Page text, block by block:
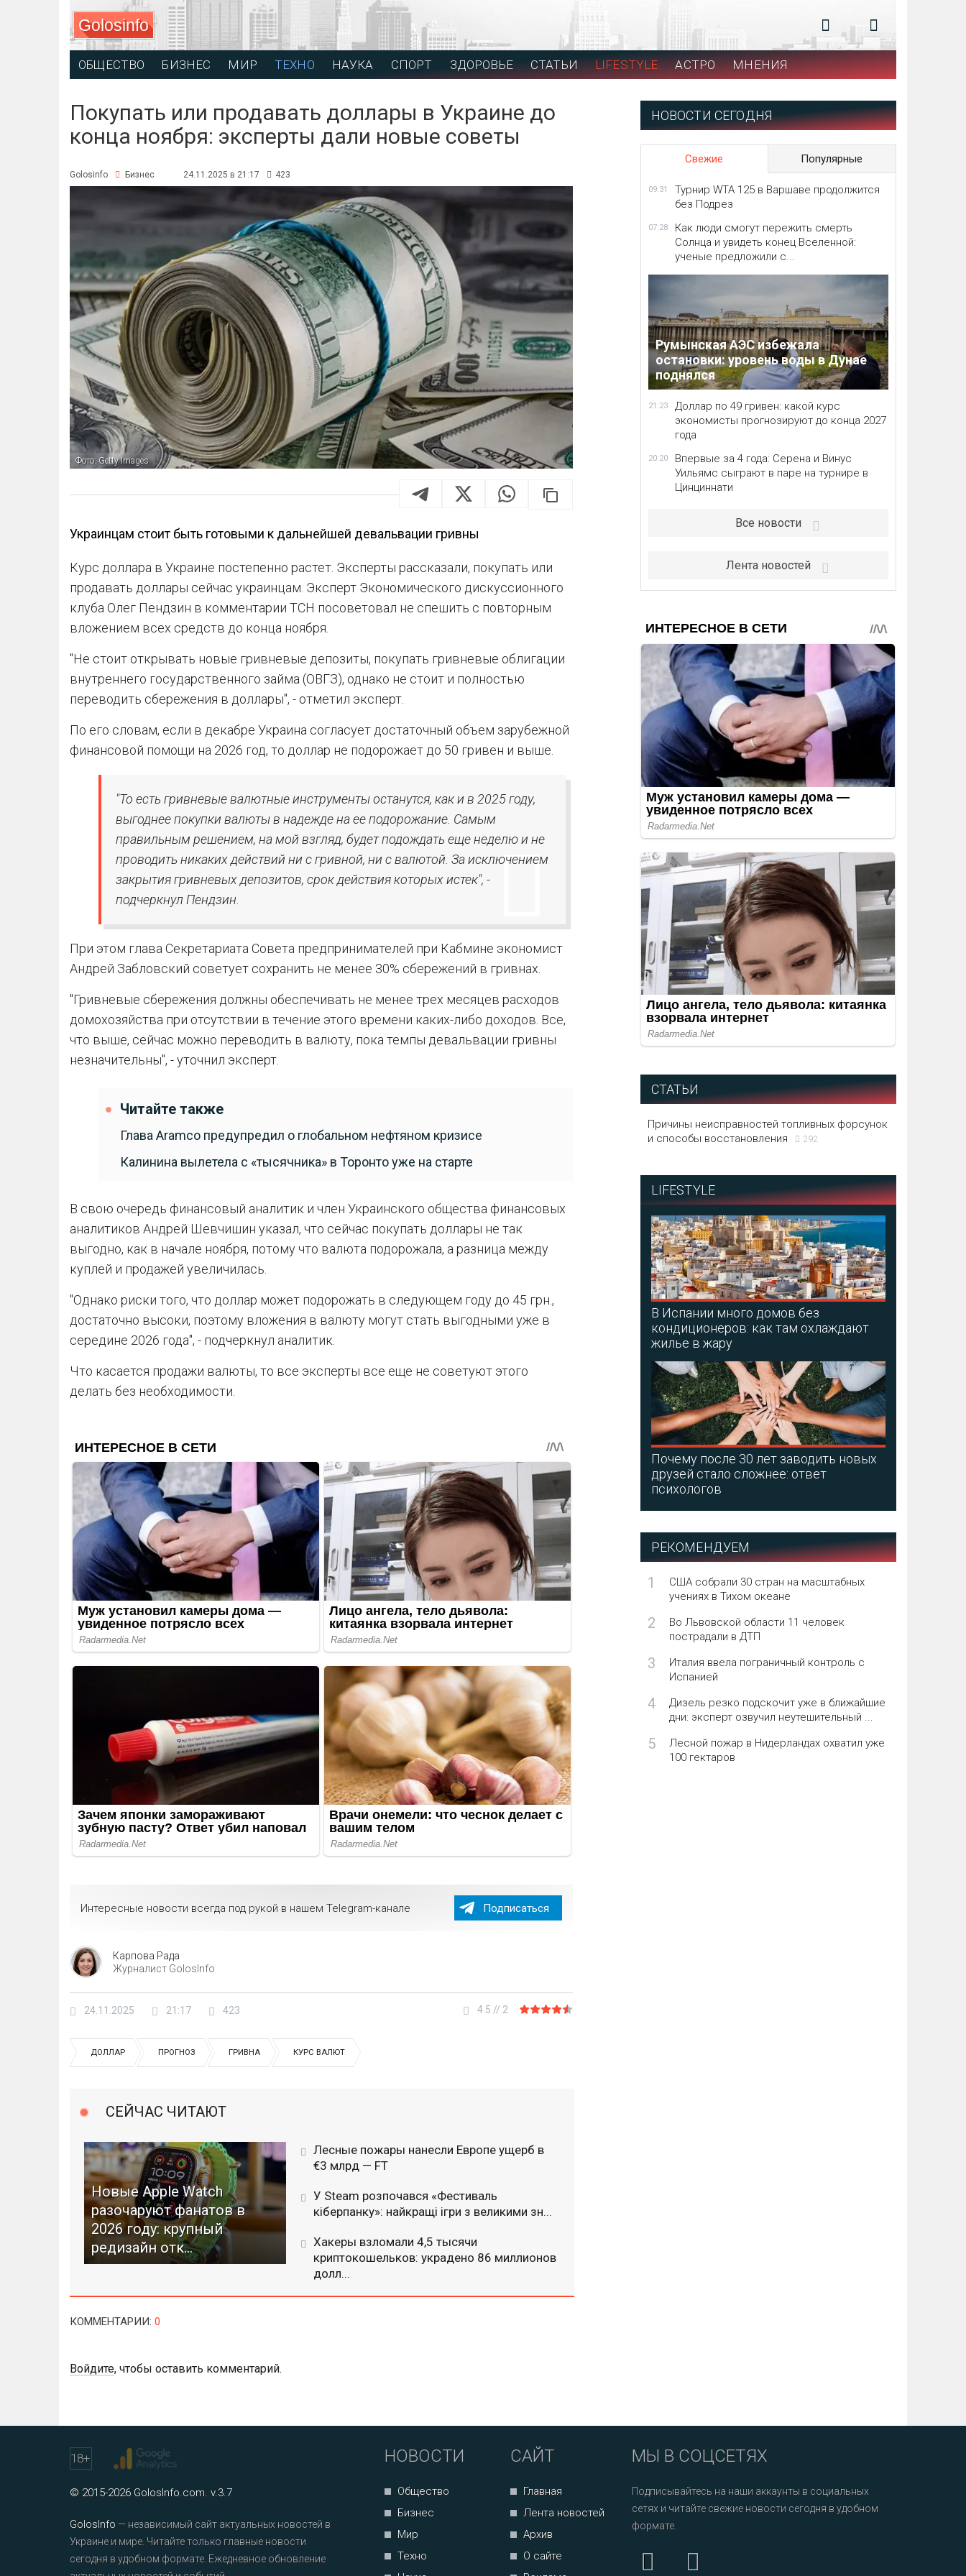
Golosinfo
ОБЩЕСТВО БИЗНЕС МИР ТЕХНО НАУКА СПОРТ ЗДОРОВЬЕ СТАТЬИ LIFESTYLE АСТРО МНЕНИЯ
Покупать или продавать доллары в Украине до
конца ноября: эксперты дали новые советы
Golosinfo Бизнес 24.11.2025 в 21:17 423
Фото: Getty Images
Украинцам стоит быть готовыми к дальнейшей девальвации гривны
Курс доллара в Украине постепенно растет. Эксперты рассказали, покупать или
продавать доллары сейчас украинцам. Эксперт Экономического дискуссионного
клуба Олег Пендзин в комментарии ТСН посоветовал не спешить с повторным
вложением всех средств до конца ноября.
"Не стоит открывать новые гривневые депозиты, покупать гривневые облигации
внутреннего государственного займа (ОВГЗ), однако не стоит и полностью
переводить сбережения в доллары", - отметил эксперт.
По его словам, если в декабре Украина согласует достаточный объем зарубежной
финансовой помощи на 2026 год, то доллар не подорожает до 50 гривен и выше.
"То есть гривневые валютные инструменты останутся, как и в 2025 году,
выгоднее покупки валюты в надежде на ее подорожание. Самым
правильным решением, на мой взгляд, будет подождать еще неделю и не
проводить никаких действий ни с гривной, ни с валютой. За исключением
закрытия гривневых депозитов, срок действия которых истек", -
подчеркнул Пендзин.
При этом глава Секретариата Совета предпринимателей при Кабмине экономист
Андрей Забловский советует сохранить не менее 30% сбережений в гривнах.
"Гривневые сбережения должны обеспечивать не менее трех месяцев расходов
домохозяйства при отсутствии в течение этого времени каких-либо доходов. Все,
что выше, сейчас можно переводить в валюту, пока темпы девальвации гривны
незначительны", - уточнил эксперт.
Читайте также
Глава Aramco предупредил о глобальном нефтяном кризисе
Калинина вылетела с «тысячника» в Торонто уже на старте
В свою очередь финансовый аналитик и член Украинского общества финансовых
аналитиков Андрей Шевчишин указал, что сейчас покупать доллары не так
выгодно, как в начале ноября, потому что валюта подорожала, а разница между
куплей и продажей увеличилась.
"Однако риски того, что доллар может подорожать в следующем году до 45 грн.,
достаточно высоки, поэтому вложения в валюту могут стать выгодными уже в
середине 2026 года", - подчеркнул аналитик.
Что касается продажи валюты, то все эксперты все еще не советуют этого
делать без необходимости.
Интересные новости всегда под рукой в нашем Telegram-канале Подписаться
Карпова Рада
Журналист GolosInfo
24.11.2025 21:17 423 4.5 // 2
ДОЛЛАР ПРОГНОЗ ГРИВНА КУРС ВАЛЮТ
СЕЙЧАС ЧИТАЮТ
Новые Apple Watch
разочаруют фанатов в
2026 году: крупный
редизайн отк...
Лесные пожары нанесли Европе ущерб в
€3 млрд — FT
У Steam розпочався «Фестиваль
кіберпанку»: найкращі ігри з великими зн...
Хакеры взломали 4,5 тысячи
криптокошельков: украдено 86 миллионов
долл...
КОММЕНТАРИИ: 0
Войдите, чтобы оставить комментарий.
НОВОСТИ СЕГОДНЯ
Свежие Популярные
09:31
Турнир WTA 125 в Варшаве продолжится
без Подрез
07:28
Как люди смогут пережить смерть
Солнца и увидеть конец Вселенной:
ученые предложили с...
Румынская АЭС избежала
остановки: уровень воды в Дунае
поднялся
21:23
Доллар по 49 гривен: какой курс
экономисты прогнозируют до конца 2027
года
20:20
Впервые за 4 года: Серена и Винус
Уильямс сыграют в паре на турнире в
Цинциннати
Все новости
Лента новостей
СТАТЬИ
Причины неисправностей топливных форсунок
и способы восстановления
292
LIFESTYLE
В Испании много домов без
кондиционеров: как там охлаждают
жилье в жару
Почему после 30 лет заводить новых
друзей стало сложнее: ответ
психологов
РЕКОМЕНДУЕМ
1
США собрали 30 стран на масштабных
учениях в Тихом океане
2
Во Львовской области 11 человек
пострадали в ДТП
3
Италия ввела пограничный контроль с
Испанией
4
Дизель резко подскочит уже в ближайшие
дни: эксперт озвучил неутешительный ...
5
Лесной пожар в Нидерландах охватил уже
100 гектаров
18+
© 2015-2026 GolosInfo.com. v.3.7
GolosInfo — независимый сайт актуальных новостей в
Украине и мире. Читайте только главные новости
сегодня в удобном формате. Ежедневное обновление
НОВОСТИ
Общество
Бизнес
Мир
Техно
САЙТ
Главная
Лента новостей
Архив
О сайте
МЫ В СОЦСЕТЯХ
Подписывайтесь на наши аккаунты в социальных
сетях и читайте свежие новости сегодня в удобном
формате.